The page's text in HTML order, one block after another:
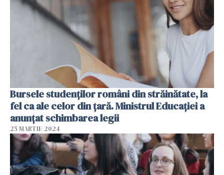
Bursele studenților români din străinătate, la
fel ca ale celor din țară. Ministrul Educației a
anunțat schimbarea legii
25 MARTIE 2024